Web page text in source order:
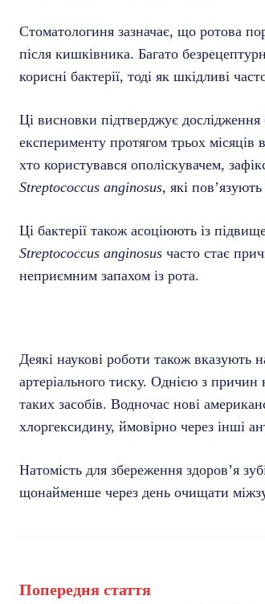
Стоматологиня зазначає, що ротова
після кишківника. Багато
корисні бактерії, тоді як шкідливі
Ці висновки підтверджує
експерименту протягом трьох
хто користувався ополіскувачем,
Streptococcus anginosus, які
Ці бактерії також асоціюють із
Streptococcus anginosus часто стає
неприємним запахом із рота.
Деякі наукові роботи також вказують
артеріального тиску. Однією з
таких засобів. Водночас нові
хлоргексидину, ймовірно через інші
Натомість для збереження здоров’я
щонайменше через день очищати
Попередня стаття